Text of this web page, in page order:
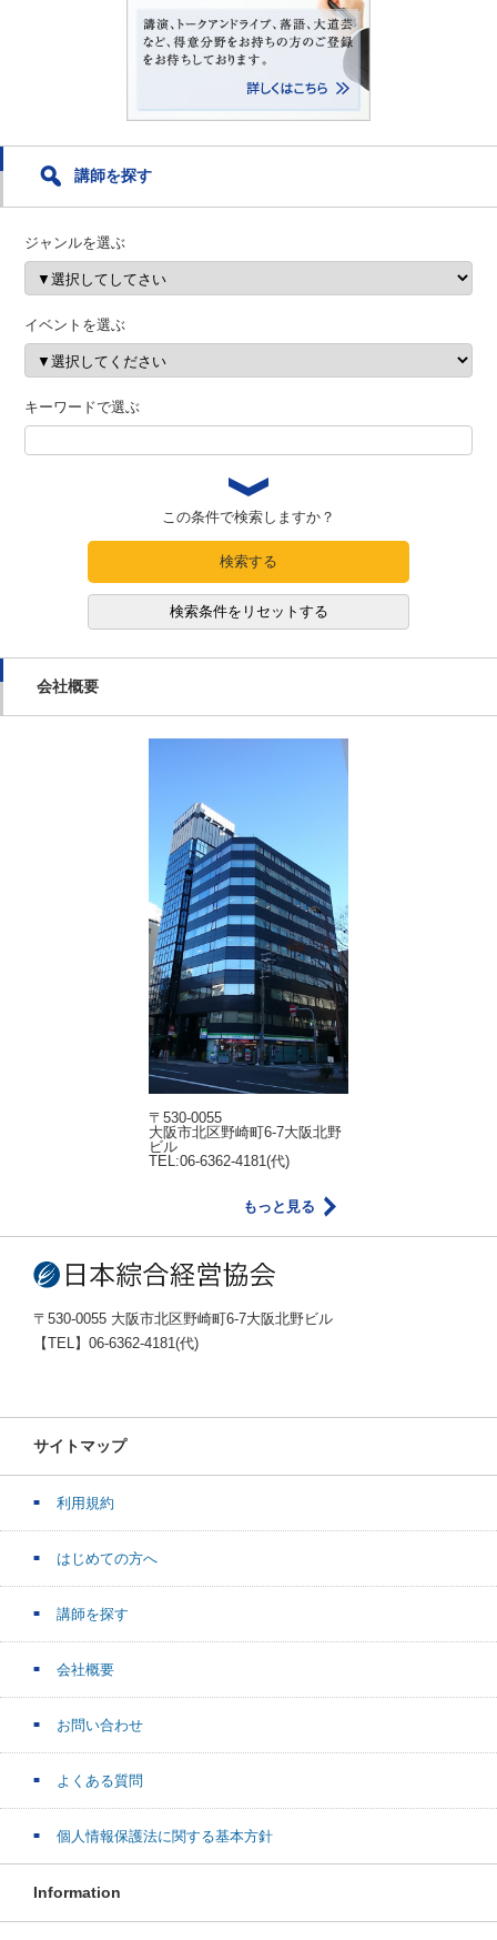
講師を探す
ジャンルを選ぶ
イベントを選ぶ
キーワードで選ぶ
この条件で検索しますか？
検索する
検索条件をリセットする
会社概要
〒530-0055
大阪市北区野崎町6-7大阪北野
ビル
TEL:06-6362-4181(代)
もっと見る
〒530-0055 大阪市北区野崎町6-7大阪北野ビル
【TEL】06-6362-4181(代)
サイトマップ
利用規約
はじめての方へ
講師を探す
会社概要
お問い合わせ
よくある質問
個人情報保護法に関する基本方針
Information